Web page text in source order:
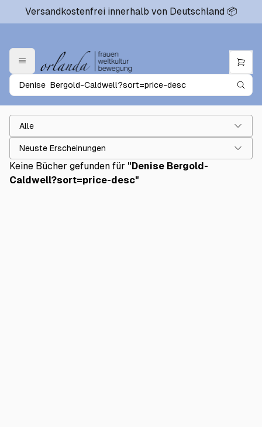
Versandkostenfrei innerhalb von Deutschland 📦
Alle
Keine Bücher gefunden für "Denise Bergold-
Caldwell?sort=price-desc"
Neuste Erscheinungen